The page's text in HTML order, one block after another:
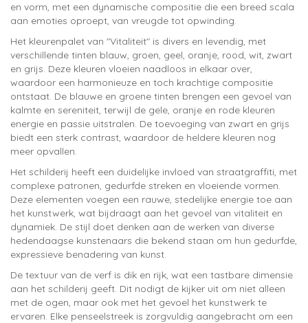
en vorm, met een dynamische compositie die een breed scala
aan emoties oproept, van vreugde tot opwinding.
Het kleurenpalet van "Vitaliteit" is divers en levendig, met
verschillende tinten blauw, groen, geel, oranje, rood, wit, zwart
en grijs. Deze kleuren vloeien naadloos in elkaar over,
waardoor een harmonieuze en toch krachtige compositie
ontstaat. De blauwe en groene tinten brengen een gevoel van
kalmte en sereniteit, terwijl de gele, oranje en rode kleuren
energie en passie uitstralen. De toevoeging van zwart en grijs
biedt een sterk contrast, waardoor de heldere kleuren nog
meer opvallen.
Het schilderij heeft een duidelijke invloed van straatgraffiti, met
complexe patronen, gedurfde streken en vloeiende vormen.
Deze elementen voegen een rauwe, stedelijke energie toe aan
het kunstwerk, wat bijdraagt aan het gevoel van vitaliteit en
dynamiek. De stijl doet denken aan de werken van diverse
hedendaagse kunstenaars die bekend staan om hun gedurfde,
expressieve benadering van kunst.
De textuur van de verf is dik en rijk, wat een tastbare dimensie
aan het schilderij geeft. Dit nodigt de kijker uit om niet alleen
met de ogen, maar ook met het gevoel het kunstwerk te
ervaren. Elke penseelstreek is zorgvuldig aangebracht om een